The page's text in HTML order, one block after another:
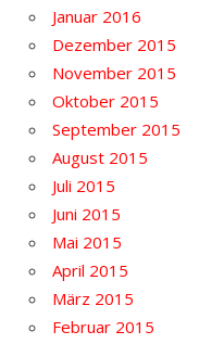
Januar 2016
Dezember 2015
November 2015
Oktober 2015
September 2015
August 2015
Juli 2015
Juni 2015
Mai 2015
April 2015
März 2015
Februar 2015